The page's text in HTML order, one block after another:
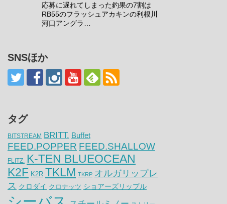
応募に遅れてしまった釣果の7割は
RB55のフラッシュアカキンの利根川
河口アングラ…
SNSほか
タグ
BITSTREAM BRITT. Buffet
FEED.POPPER FEED.SHALLOW
FLITZ. K-TEN BLUEOCEAN
K2F K2R TKLM TKRP オルガリップレ
ス クロダイ クロナッツ ショアーズリップル